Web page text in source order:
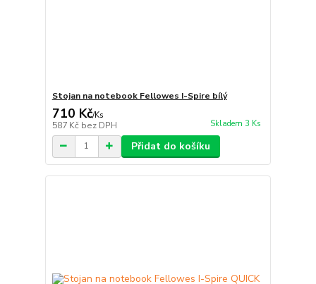
Stojan na notebook Fellowes I-Spire bílý
710 Kč/Ks
587 Kč bez DPH Skladem 3 Ks
Přidat do košíku